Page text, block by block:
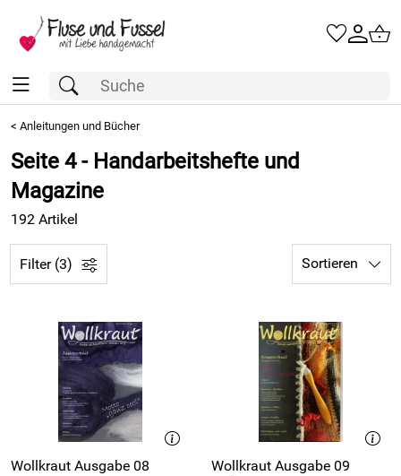
< Anleitungen und Bücher
Seite 4 - Handarbeitshefte und
Magazine
192 Artikel
Filter (3) Sortieren
Wollkraut Ausgabe 08
Wollkraut Ausgabe 09